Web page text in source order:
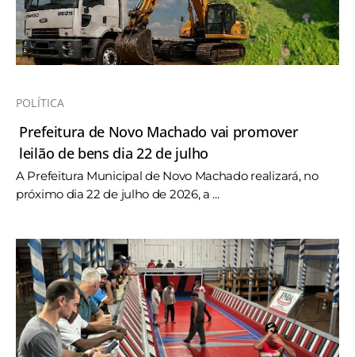
POLÍTICA
Prefeitura de Novo Machado vai promover
leilão de bens dia 22 de julho
A Prefeitura Municipal de Novo Machado realizará, no
próximo dia 22 de julho de 2026, a ...